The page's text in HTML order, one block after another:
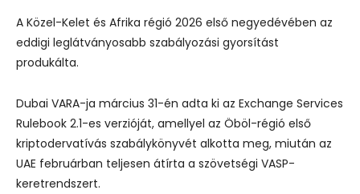
A Közel-Kelet és Afrika régió 2026 első negyedévében az
eddigi leglátványosabb szabályozási gyorsítást
produkálta.
Dubai VARA-ja március 31-én adta ki az Exchange Services
Rulebook 2.1-es verzióját, amellyel az Öböl-régió első
kriptodervatívás szabálykönyvét alkotta meg, miután az
UAE februárban teljesen átírta a szövetségi VASP-
keretrendszert.